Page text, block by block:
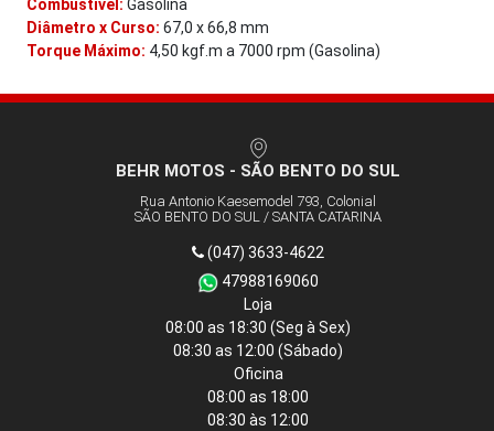
Combustível: Gasolina
Diâmetro x Curso: 67,0 x 66,8 mm
Torque Máximo: 4,50 kgf.m a 7000 rpm (Gasolina)
BEHR MOTOS - SÃO BENTO DO SUL
Rua Antonio Kaesemodel 793, Colonial
SÃO BENTO DO SUL / SANTA CATARINA
(047) 3633-4622
47988169060
Loja
08:00 as 18:30 (Seg à Sex)
08:30 as 12:00 (Sábado)
Oficina
08:00 as 18:00
08:30 às 12:00